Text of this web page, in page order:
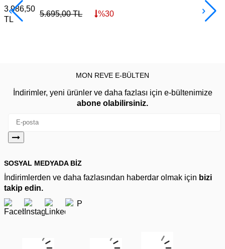
3.986,50
TL
5.695,00TL %30
MON REVE E-BÜLTEN
İndirimler, yeni ürünler ve daha fazlası için e-bültenimize
abone olabilirsiniz.
SOSYAL MEDYADA BİZ
İndirimlerden ve daha fazlasından haberdar olmak için bizi
takip edin.